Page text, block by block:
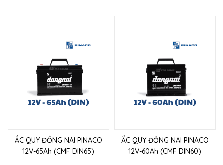
ẮC QUY ĐỒNG NAI PINACO
12V-65Ah (CMF DIN65)
ẮC QUY ĐỒNG NAI PINACO
12V-60Ah (CMF DIN60)